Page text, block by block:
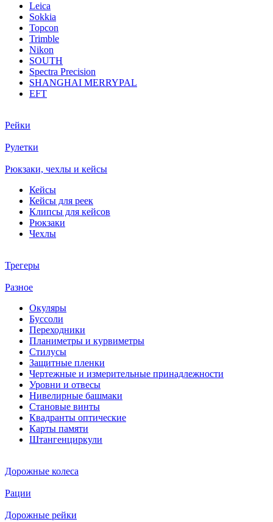
Leica
Sokkia
Topcon
Trimble
Nikon
SOUTH
Spectra Precision
SHANGHAI MERRYPAL
EFT
Рейки
Рулетки
Рюкзаки, чехлы и кейсы
Кейсы
Кейсы для реек
Клипсы для кейсов
Рюкзаки
Чехлы
Трегеры
Разное
Окуляры
Буссоли
Переходники
Планиметры и курвиметры
Стилусы
Защитные пленки
Чертежные и измерительные принадлежности
Уровни и отвесы
Нивелирные башмаки
Становые винты
Квадранты оптические
Карты памяти
Штангенциркули
Дорожные колеса
Рации
Дорожные рейки